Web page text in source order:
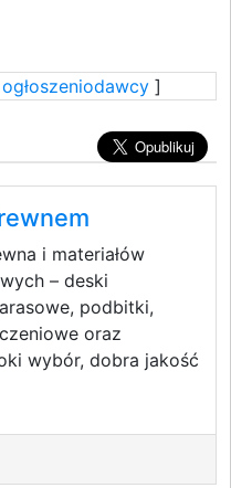
]
i materiałów
– deski
podbitki,
oraz
wybór, dobra jakość